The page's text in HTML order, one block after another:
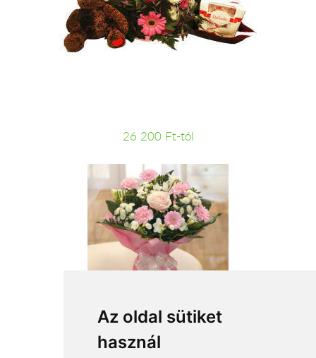
Az oldal sütiket
használ
26 200 Ft-tól
Rózsaszín köd
24 800 Ft-tól